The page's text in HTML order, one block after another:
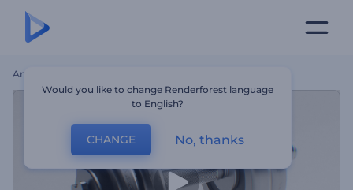
Ana Sayfa
Would you like to change Renderforest language
to English?
CHANGE No, thanks